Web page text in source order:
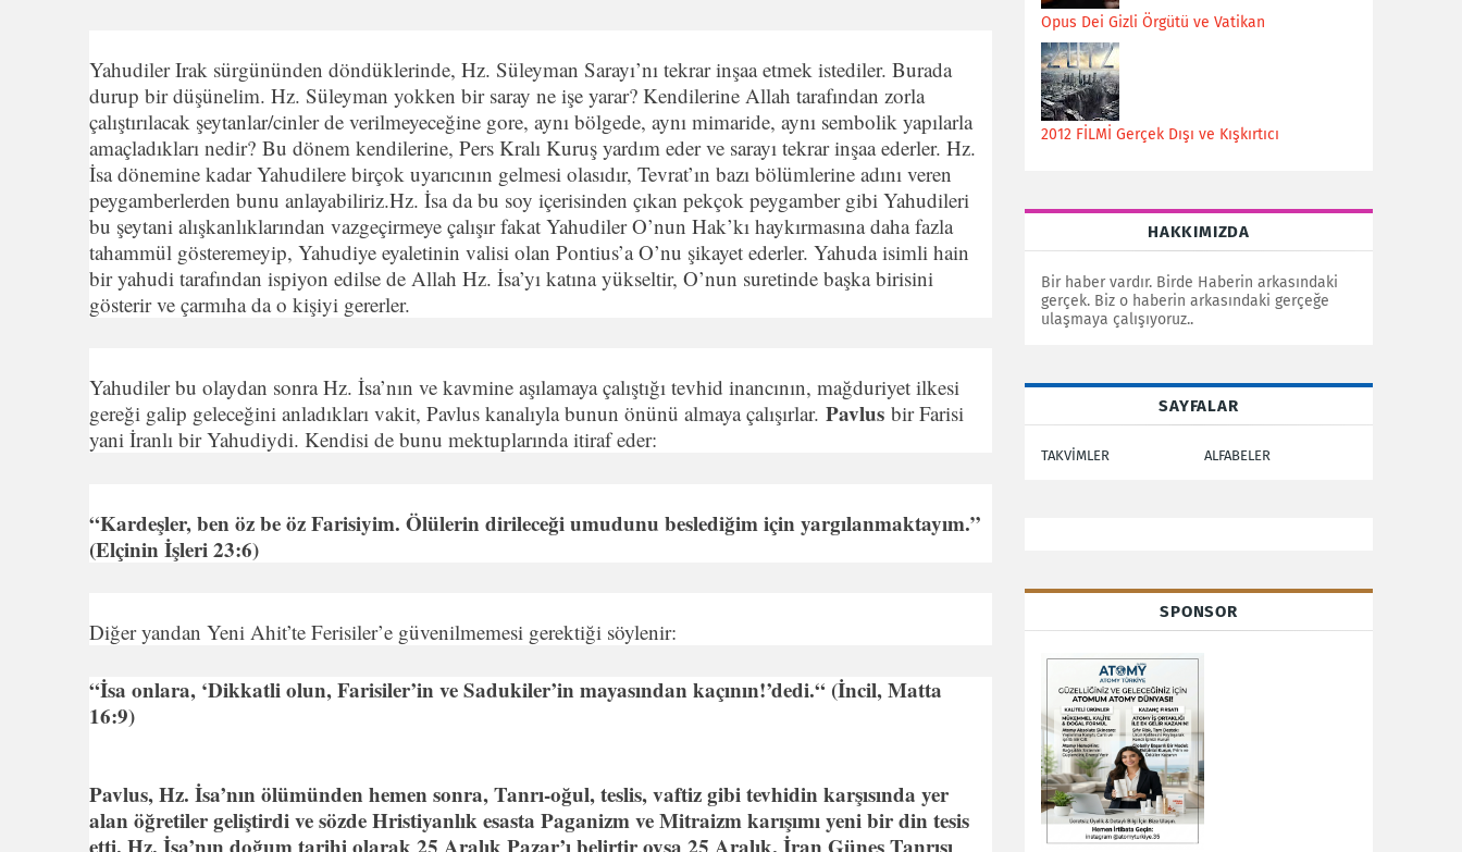
Yahudiler Irak sürgününden döndüklerinde, Hz. Süleyman Sarayı’nı tekrar inşaa etmek istediler. Burada
durup bir düşünelim. Hz. Süleyman yokken bir saray ne işe yarar? Kendilerine Allah tarafından zorla
çalıştırılacak şeytanlar/cinler de verilmeyeceğine gore, aynı bölgede, aynı mimaride, aynı sembolik yapılarla
amaçladıkları nedir? Bu dönem kendilerine, Pers Kralı Kuruş yardım eder ve sarayı tekrar inşaa ederler. Hz.
İsa dönemine kadar Yahudilere birçok uyarıcının gelmesi olasıdır, Tevrat’ın bazı bölümlerine adını veren
peygamberlerden bunu anlayabiliriz.Hz. İsa da bu soy içerisinden çıkan pekçok peygamber gibi Yahudileri
bu şeytani alışkanlıklarından vazgeçirmeye çalışır fakat Yahudiler O’nun Hak’kı haykırmasına daha fazla
tahammül gösteremeyip, Yahudiye eyaletinin valisi olan Pontius’a O’nu şikayet ederler. Yahuda isimli hain
bir yahudi tarafından ispiyon edilse de Allah Hz. İsa’yı katına yükseltir, O’nun suretinde başka birisini
gösterir ve çarmıha da o kişiyi gererler.
Yahudiler bu olaydan sonra Hz. İsa’nın ve kavmine aşılamaya çalıştığı tevhid inancının, mağduriyet ilkesi
gereği galip geleceğini anladıkları vakit, Pavlus kanalıyla bunun önünü almaya çalışırlar. Pavlus bir Farisi
yani İranlı bir Yahudiydi. Kendisi de bunu mektuplarında itiraf eder:
“Kardeşler, ben öz be öz Farisiyim. Ölülerin dirileceği umudunu beslediğim için yargılanmaktayım.”
(Elçinin İşleri 23:6)
Diğer yandan Yeni Ahit’te Ferisiler’e güvenilmemesi gerektiği söylenir:
“İsa onlara, ‘Dikkatli olun, Farisiler’in ve Sadukiler’in mayasından kaçının!’dedi.“ (İncil, Matta
16:9)
Pavlus, Hz. İsa’nın ölümünden hemen sonra, Tanrı-oğul, teslis, vaftiz gibi tevhidin karşısında yer
alan öğretiler geliştirdi ve sözde Hristiyanlık esasta Paganizm ve Mitraizm karışımı yeni bir din tesis
etti. Hz. İsa’nın doğum tarihi olarak 25 Aralık Pazar’ı belirtir oysa 25 Aralık, İran Güneş Tanrısı
Opus Dei Gizli Örgütü ve Vatikan
2012 FİLMİ Gerçek Dışı ve Kışkırtıcı
HAKKIMIZDA
Bir haber vardır. Birde Haberin arkasındaki
gerçek. Biz o haberin arkasındaki gerçeğe
ulaşmaya çalışıyoruz..
SAYFALAR
TAKVİMLER ALFABELER
SPONSOR